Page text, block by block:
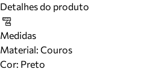
Detalhes do produto
Medidas
Material: Couros
Cor: Preto